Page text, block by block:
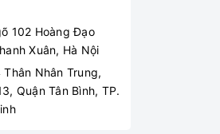
102 Hoàng Đạo
Xuân, Hà Nội
Nhân Trung,
Quận Tân Bình, TP.